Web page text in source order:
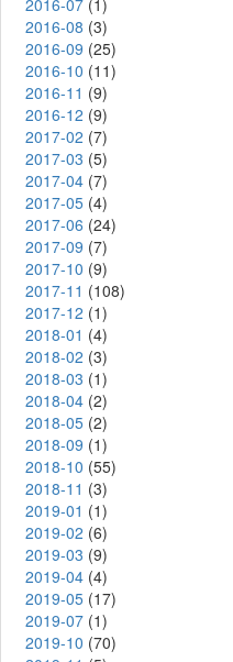
2016-07 (1)
2016-08 (3)
2016-09 (25)
2016-10 (11)
2016-11 (9)
2016-12 (9)
2017-02 (7)
2017-03 (5)
2017-04 (7)
2017-05 (4)
2017-06 (24)
2017-09 (7)
2017-10 (9)
2017-11 (108)
2017-12 (1)
2018-01 (4)
2018-02 (3)
2018-03 (1)
2018-04 (2)
2018-05 (2)
2018-09 (1)
2018-10 (55)
2018-11 (3)
2019-01 (1)
2019-02 (6)
2019-03 (9)
2019-04 (4)
2019-05 (17)
2019-07 (1)
2019-10 (70)